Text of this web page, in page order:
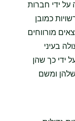
ידי חברות
כמובן
מורווחים
בעיני
ידי כך שהן
ומשם